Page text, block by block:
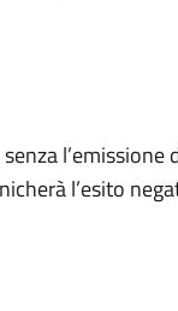
l’emissione
l’esito